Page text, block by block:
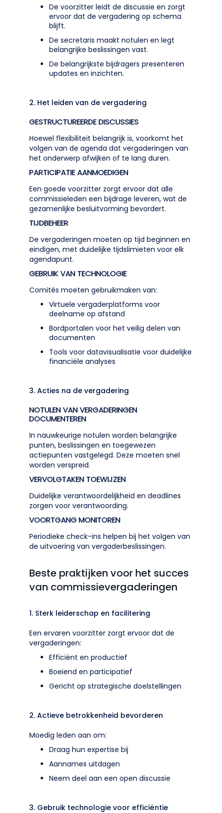
De voorzitter leidt de discussie en zorgt
ervoor dat de vergadering op schema
blijft.
De secretaris maakt notulen en legt
belangrijke beslissingen vast.
De belangrijkste bijdragers presenteren
updates en inzichten.
2. Het leiden van de vergadering
GESTRUCTUREERDE DISCUSSIES
Hoewel flexibiliteit belangrijk is, voorkomt het
volgen van de agenda dat vergaderingen van
het onderwerp afwijken of te lang duren.
PARTICIPATIE AANMOEDIGEN
Een goede voorzitter zorgt ervoor dat alle
commissieleden een bijdrage leveren, wat de
gezamenlijke besluitvorming bevordert.
TIJDBEHEER
De vergaderingen moeten op tijd beginnen en
eindigen, met duidelijke tijdslimieten voor elk
agendapunt.
GEBRUIK VAN TECHNOLOGIE
Comités moeten gebruikmaken van:
Virtuele vergaderplatforms voor
deelname op afstand
Bordportalen voor het veilig delen van
documenten
Tools voor datavisualisatie voor duidelijke
financiële analyses
3. Acties na de vergadering
NOTULEN VAN VERGADERINGEN
DOCUMENTEREN
In nauwkeurige notulen worden belangrijke
punten, beslissingen en toegewezen
actiepunten vastgelegd. Deze moeten snel
worden verspreid.
VERVOLGTAKEN TOEWIJZEN
Duidelijke verantwoordelijkheid en deadlines
zorgen voor verantwoording.
VOORTGANG MONITOREN
Periodieke check-ins helpen bij het volgen van
de uitvoering van vergaderbeslissingen.
Beste praktijken voor het succes
van commissievergaderingen
1. Sterk leiderschap en facilitering
Een ervaren voorzitter zorgt ervoor dat de
vergaderingen:
Efficiënt en productief
Boeiend en participatief
Gericht op strategische doelstellingen
2. Actieve betrokkenheid bevorderen
Moedig leden aan om:
Draag hun expertise bij
Aannames uitdagen
Neem deel aan een open discussie
3. Gebruik technologie voor efficiëntie